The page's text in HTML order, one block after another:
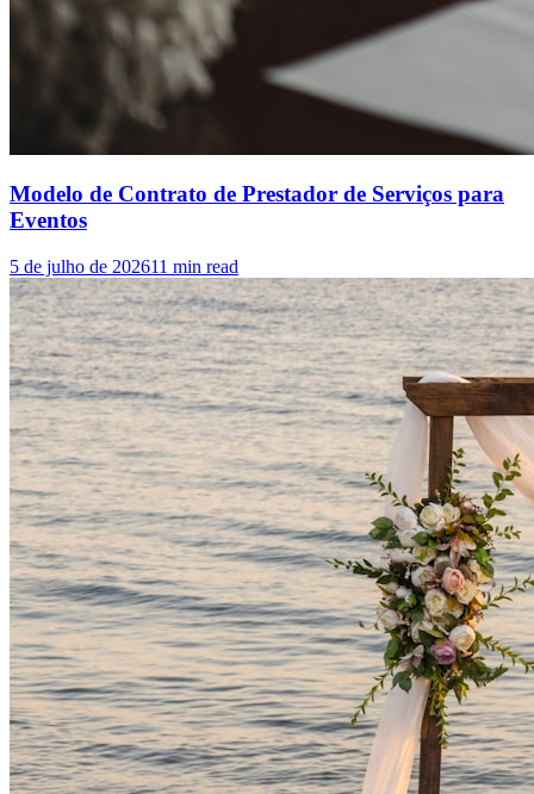
Modelo de Contrato de Prestador de Serviços para
Eventos
5 de julho de 202611 min read